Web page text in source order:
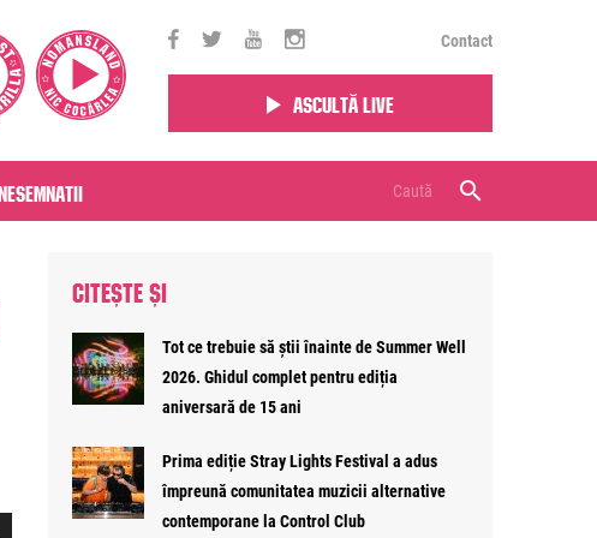
Contact
Ascultă live
Nesemnatii
CITEȘTE ȘI
Tot ce trebuie să știi înainte de Summer Well
2026. Ghidul complet pentru ediția
aniversară de 15 ani
Prima ediție Stray Lights Festival a adus
împreună comunitatea muzicii alternative
contemporane la Control Club